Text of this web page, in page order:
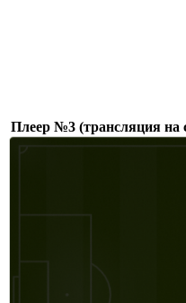
Плеер №3 (трансляция